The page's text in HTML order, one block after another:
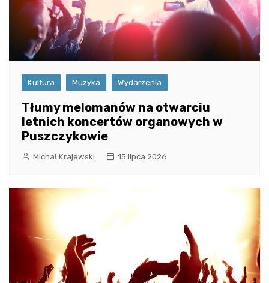
Kultura Muzyka Wydarzenia
Tłumy melomanów na otwarciu
letnich koncertów organowych w
Puszczykowie
Michał Krajewski 15 lipca 2026